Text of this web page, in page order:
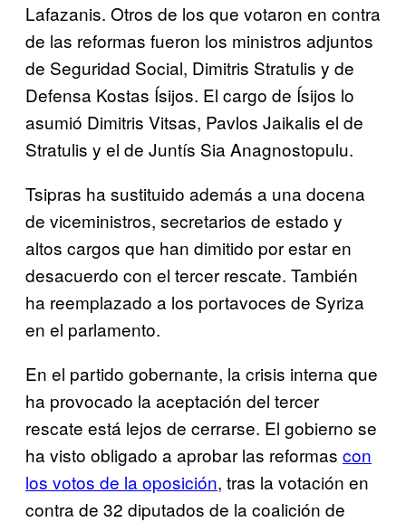
Lafazanis. Otros de los que votaron en contra
de las reformas fueron los ministros adjuntos
de Seguridad Social, Dimitris Stratulis y de
Defensa Kostas Ísijos. El cargo de Ísijos lo
asumió Dimitris Vitsas, Pavlos Jaikalis el de
Stratulis y el de Juntís Sia Anagnostopulu.
Tsipras ha sustituido además a una docena
de viceministros, secretarios de estado y
altos cargos que han dimitido por estar en
desacuerdo con el tercer rescate. También
ha reemplazado a los portavoces de Syriza
en el parlamento.
En el partido gobernante, la crisis interna que
ha provocado la aceptación del tercer
rescate está lejos de cerrarse. El gobierno se
ha visto obligado a aprobar las reformas con
los votos de la oposición, tras la votación en
contra de 32 diputados de la coalición de